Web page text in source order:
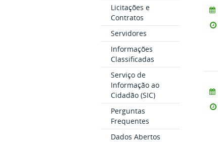
Licitações e
Contratos
Servidores
Informações
Classificadas
Serviço de
Informação ao
Cidadão (SIC)
Perguntas
Frequentes
Dados Abertos